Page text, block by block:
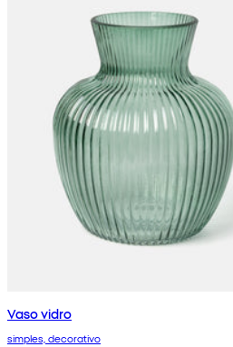
Vaso vidro
simples, decorativo